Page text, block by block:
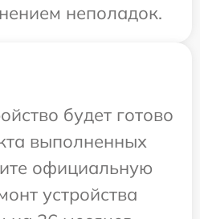
неполадок.
будет готово
выполненных
официальную
устройства